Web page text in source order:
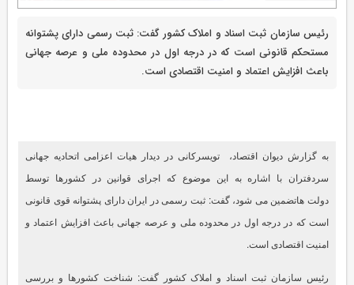
رئیس سازمان ثبت اسناد و املاک کشور گفت: ثبت رسمی دارای پشتوانه
مستحکم قانونی است که در درجه اول در محدوده ملی و عرصه جهانی
باعث افزایش اعتماد و امنیت اقتصادی است.
به گزارش دیوان اقتصاد، تویسرکانی در دیدار هیات اعزامی اتحادیه جهانی
سردفتران با اشاره به این موضوع که اجرای قوانین در کشورها توسط
دولت هاتضمین می شود، گفت: ثبت رسمی در ایران دارای پشتوانه قوی قانونی
است که در درجه اول در محدوده ملی و عرصه جهانی باعث افزایش اعتماد و
امنیت اقتصادی است.
رئیس سازمان ثبت اسناد و املاک کشور گفت: شناخت کشورها و بررسی